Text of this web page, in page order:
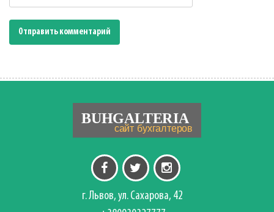
г. Львов, ул. Сахарова, 42